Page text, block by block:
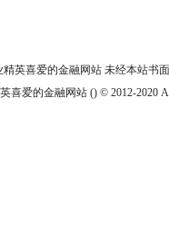
精英喜爱的金融网站 未经本站书
喜爱的金融网站 () © 2012-2020